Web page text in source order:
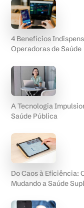
4 Benefícios
Operadoras de Saúde
A Tecnologia
Saúde Pública
Do Caos à Eficiência:
Mudando a Saúde